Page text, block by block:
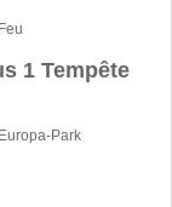
1 Tempête
Park